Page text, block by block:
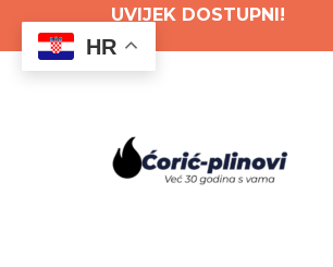
to
content
UVIJEK DOSTUPNI!
HR